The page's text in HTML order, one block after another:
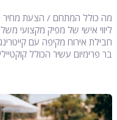
מה כולל המתחם / הצעת מחיר :
ליווי אישי של מפיק מקצועי
חבילת אירוח מקיפה עם
בר פרימיום עשיר הכולל
חבילת עיצוב הכוללת עמדת